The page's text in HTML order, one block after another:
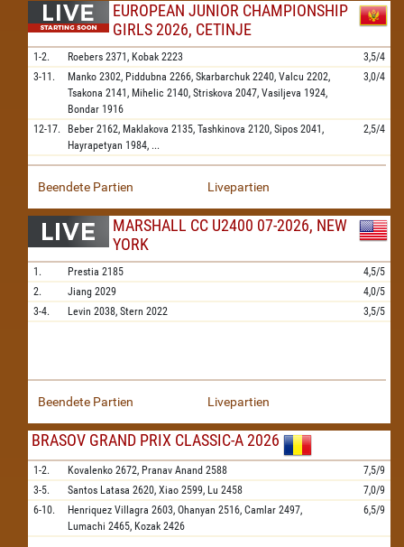
EUROPEAN JUNIOR CHAMPIONSHIP
GIRLS 2026, CETINJE
1-2. Roebers 2371, Kobak 2223
3,5/4
3-11.
Manko 2302, Piddubna 2266, Skarbarchuk 2240, Valcu 2202,
Tsakona 2141, Mihelic 2140, Striskova 2047, Vasiljeva 1924,
Bondar 1916
3,0/4
12-17. Beber 2162, Maklakova 2135, Tashkinova 2120, Sipos 2041,
Hayrapetyan 1984, ...
2,5/4
Beendete Partien Livepartien
MARSHALL CC U2400 07-2026, NEW
YORK
1. Prestia 2185
4,5/5
2.
Jiang 2029
4,0/5
3-4.
Levin 2038, Stern 2022 3,5/5
Beendete Partien Livepartien
BRASOV GRAND PRIX CLASSIC-A 2026
1-2. Kovalenko 2672, Pranav Anand 2588
7,5/9
3-5.
Santos Latasa 2620, Xiao 2599, Lu 2458
7,0/9
6-10.
Henriquez Villagra 2603, Ohanyan 2516, Camlar 2497,
Lumachi 2465, Kozak 2426
6,5/9